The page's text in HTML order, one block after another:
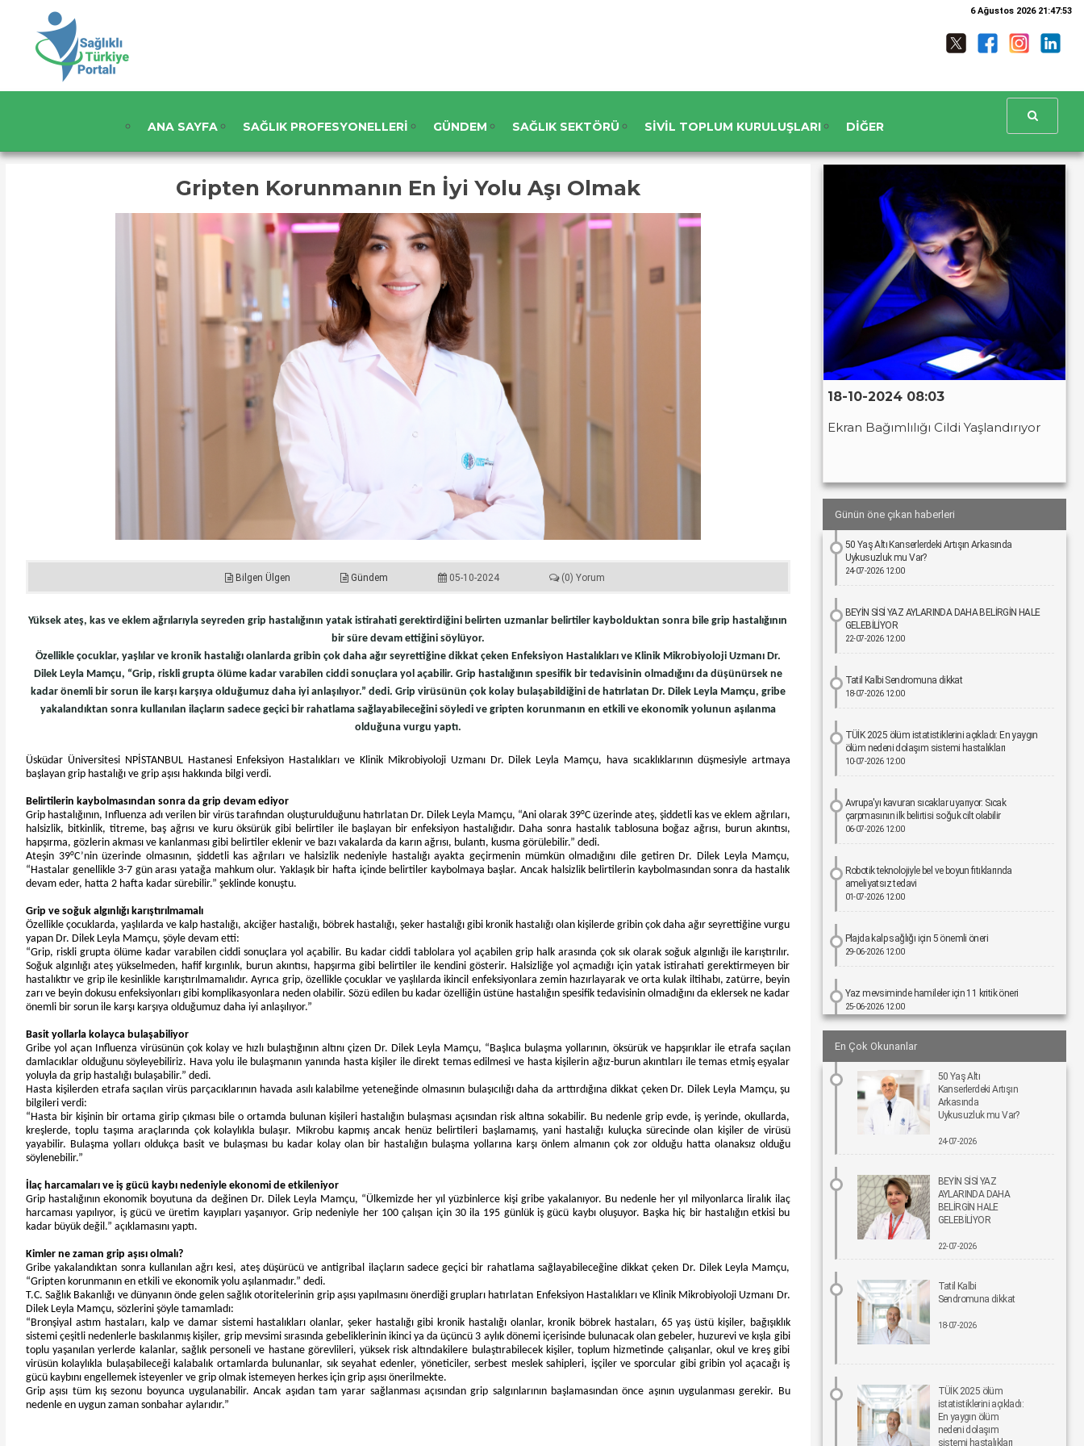
6 Ağustos 2026 21:47:54
ANA SAYFA SAĞLIK PROFESYONELLERI GÜNDEM SAĞLIK SEKTÖRÜ SIVIL TOPLUM KURULUŞLARI DIĞER
Gripten Korunmanın En İyi Yolu Aşı Olmak
Bilgen Ülgen Gündem 05-10-2024 (0) Yorum
Yüksek ateş, kas ve eklem ağrılarıyla seyreden grip hastalığının yatak istirahati gerektirdiğini belirten uzmanlar belirtiler kaybolduktan sonra bile grip hastalığının
bir süre devam ettiğini söylüyor.
Özellikle çocuklar, yaşlılar ve kronik hastalığı olanlarda gribin çok daha ağır seyrettiğine dikkat çeken Enfeksiyon Hastalıkları ve Klinik Mikrobiyoloji Uzmanı Dr.
Dilek Leyla Mamçu, “Grip, riskli grupta ölüme kadar varabilen ciddi sonuçlara yol açabilir. Grip hastalığının spesifik bir tedavisinin olmadığını da düşünürsek ne
kadar önemli bir sorun ile karşı karşıya olduğumuz daha iyi anlaşılıyor.” dedi. Grip virüsünün çok kolay bulaşabildiğini de hatırlatan Dr. Dilek Leyla Mamçu, gribe
yakalandıktan sonra kullanılan ilaçların sadece geçici bir rahatlama sağlayabileceğini söyledi ve gripten korunmanın en etkili ve ekonomik yolunun aşılanma
olduğuna vurgu yaptı.
Üsküdar Üniversitesi NPİSTANBUL Hastanesi Enfeksiyon Hastalıkları ve Klinik Mikrobiyoloji Uzmanı Dr. Dilek Leyla Mamçu, hava sıcaklıklarının düşmesiyle artmaya
başlayan grip hastalığı ve grip aşısı hakkında bilgi verdi.
Belirtilerin kaybolmasından sonra da grip devam ediyor
Grip hastalığının, Influenza adı verilen bir virüs tarafından oluşturulduğunu hatırlatan Dr. Dilek Leyla Mamçu, “Ani olarak 39°C üzerinde ateş, şiddetli kas ve eklem ağrıları,
halsizlik, bitkinlik, titreme, baş ağrısı ve kuru öksürük gibi belirtiler ile başlayan bir enfeksiyon hastalığıdır. Daha sonra hastalık tablosuna boğaz ağrısı, burun akıntısı,
hapşırma, gözlerin akması ve kanlanması gibi belirtiler eklenir ve bazı vakalarda da karın ağrısı, bulantı, kusma görülebilir.” dedi.
Ateşin 39°C’nin üzerinde olmasının, şiddetli kas ağrıları ve halsizlik nedeniyle hastalığı ayakta geçirmenin mümkün olmadığını dile getiren Dr. Dilek Leyla Mamçu,
“Hastalar genellikle 3-7 gün arası yatağa mahkum olur. Yaklaşık bir hafta içinde belirtiler kaybolmaya başlar. Ancak halsizlik belirtilerin kaybolmasından sonra da hastalık
devam eder, hatta 2 hafta kadar sürebilir.” şeklinde konuştu.
Grip ve soğuk algınlığı karıştırılmamalı
Özellikle çocuklarda, yaşlılarda ve kalp hastalığı, akciğer hastalığı, böbrek hastalığı, şeker hastalığı gibi kronik hastalığı olan kişilerde gribin çok daha ağır seyrettiğine vurgu
yapan Dr. Dilek Leyla Mamçu, şöyle devam etti:
“Grip, riskli grupta ölüme kadar varabilen ciddi sonuçlara yol açabilir. Bu kadar ciddi tablolara yol açabilen grip halk arasında çok sık olarak soğuk algınlığı ile karıştırılır.
Soğuk algınlığı ateş yükselmeden, hafif kırgınlık, burun akıntısı, hapşırma gibi belirtiler ile kendini gösterir. Halsizliğe yol açmadığı için yatak istirahati gerektirmeyen bir
hastalıktır ve grip ile kesinlikle karıştırılmamalıdır. Ayrıca grip, özellikle çocuklar ve yaşlılarda ikincil enfeksiyonlara zemin hazırlayarak ve orta kulak iltihabı, zatürre, beyin
zarı ve beyin dokusu enfeksiyonları gibi komplikasyonlara neden olabilir. Sözü edilen bu kadar özelliğin üstüne hastalığın spesifik tedavisinin olmadığını da eklersek ne kadar
önemli bir sorun ile karşı karşıya olduğumuz daha iyi anlaşılıyor.”
Basit yollarla kolayca bulaşabiliyor
Gribe yol açan Influenza virüsünün çok kolay ve hızlı bulaştığının altını çizen Dr. Dilek Leyla Mamçu, “Başlıca bulaşma yollarının, öksürük ve hapşırıklar ile etrafa saçılan
damlacıklar olduğunu söyleyebiliriz. Hava yolu ile bulaşmanın yanında hasta kişiler ile direkt temas edilmesi ve hasta kişilerin ağız-burun akıntıları ile temas etmiş eşyalar
yoluyla da grip hastalığı bulaşabilir.” dedi.
Hasta kişilerden etrafa saçılan virüs parçacıklarının havada asılı kalabilme yeteneğinde olmasının bulaşıcılığı daha da arttırdığına dikkat çeken Dr. Dilek Leyla Mamçu, şu
bilgileri verdi:
“Hasta bir kişinin bir ortama girip çıkması bile o ortamda bulunan kişileri hastalığın bulaşması açısından risk altına sokabilir. Bu nedenle grip evde, iş yerinde, okullarda,
kreşlerde, toplu taşıma araçlarında çok kolaylıkla bulaşır. Mikrobu kapmış ancak henüz belirtileri başlamamış, yani hastalığı kuluçka sürecinde olan kişiler de virüsü
yayabilir. Bulaşma yolları oldukça basit ve bulaşması bu kadar kolay olan bir hastalığın bulaşma yollarına karşı önlem almanın çok zor olduğu hatta olanaksız olduğu
söylenebilir.”
İlaç harcamaları ve iş gücü kaybı nedeniyle ekonomi de etkileniyor
Grip hastalığının ekonomik boyutuna da değinen Dr. Dilek Leyla Mamçu, “Ülkemizde her yıl yüzbinlerce kişi gribe yakalanıyor. Bu nedenle her yıl milyonlarca liralık ilaç
harcaması yapılıyor, iş gücü ve üretim kayıpları yaşanıyor. Grip nedeniyle her 100 çalışan için 30 ila 195 günlük iş gücü kaybı oluşuyor. Başka hiç bir hastalığın etkisi bu
kadar büyük değil.” açıklamasını yaptı.
Kimler ne zaman grip aşısı olmalı?
Gribe yakalandıktan sonra kullanılan ağrı kesi, ateş düşürücü ve antigribal ilaçların sadece geçici bir rahatlama sağlayabileceğine dikkat çeken Dr. Dilek Leyla Mamçu,
“Gripten korunmanın en etkili ve ekonomik yolu aşılanmadır.” dedi.
T.C. Sağlık Bakanlığı ve dünyanın önde gelen sağlık otoritelerinin grip aşısı yapılmasını önerdiği grupları hatırlatan Enfeksiyon Hastalıkları ve Klinik Mikrobiyoloji Uzmanı Dr.
Dilek Leyla Mamçu, sözlerini şöyle tamamladı:
“Bronşiyal astım hastaları, kalp ve damar sistemi hastalıkları olanlar, şeker hastalığı gibi kronik hastalığı olanlar, kronik böbrek hastaları, 65 yaş üstü kişiler, bağışıklık
sistemi çeşitli nedenlerle baskılanmış kişiler, grip mevsimi sırasında gebeliklerinin ikinci ya da üçüncü 3 aylık dönemi içerisinde bulunacak olan gebeler, huzurevi ve kışla gibi
toplu yaşanılan yerlerde kalanlar, sağlık personeli ve hastane görevlileri, yüksek risk altındakilere bulaştırabilecek kişiler, toplum hizmetinde çalışanlar, okul ve kreş gibi
virüsün kolaylıkla bulaşabileceği kalabalık ortamlarda bulunanlar, sık seyahat edenler, yöneticiler, serbest meslek sahipleri, işçiler ve sporcular gibi gribin yol açacağı iş
gücü kaybını engellemek isteyenler ve grip olmak istemeyen herkes için grip aşısı önerilmekte.
Grip aşısı tüm kış sezonu boyunca uygulanabilir. Ancak aşıdan tam yarar sağlanması açısından grip salgınlarının başlamasından önce aşının uygulanması gerekir. Bu
nedenle en uygun zaman sonbahar aylarıdır.”
18-10-2024 08:03
Ekran Bağımlılığı Cildi Yaşlandırıyor
Günün öne çıkan haberleri
50 Yaş Altı Kanserlerdeki Artışın Arkasında
Uykusuzluk mu Var?
24-07-2026 12:00
BEYİN SİSİ YAZ AYLARINDA DAHA BELİRGİN HALE
GELEBİLİYOR
22-07-2026 12:00
Tatil Kalbi Sendromuna dikkat
18-07-2026 12:00
TÜİK 2025 ölüm istatistiklerini açıkladı: En yaygın
ölüm nedeni dolaşım sistemi hastalıkları
10-07-2026 12:00
Avrupa'yı kavuran sıcaklar uyarıyor: Sıcak
çarpmasının ilk belirtisi soğuk cilt olabilir
06-07-2026 12:00
Robotik teknolojiyle bel ve boyun fıtıklarında
ameliyatsız tedavi
01-07-2026 12:00
Plajda kalp sağlığı için 5 önemli öneri
29-06-2026 12:00
Yaz mevsiminde hamileler için 11 kritik öneri
25-06-2026 12:00
Kız çocuklarında idrar yolu enfeksiyonu riski 4 kata
kadar artabiliyor
24-06-2026 12:00
Bel Ağrıları Basit Önlemlerle Kontrol Altına Alınabilir
17-06-2026 12:00
Cerrahiler
16-06-2026 12:00
İmplant tedavisinde aynı gün yeni diş mümkün
Parkinson riskinde çevresel faktörler öne çıkıyor!
15-06-2026 12:00
Sigara Kullanım ve Bırakma Davranışları
Akademisi Ulusal Tütün Kontrolü Kongresi’nde Yer
Aldı
En Çok Okunanlar
50 Yaş Altı
Kanserlerdeki Artışın
Arkasında
Uykusuzluk mu Var?
24-07-2026
BEYİN SİSİ YAZ
AYLARINDA DAHA
BELİRGİN HALE
GELEBİLİYOR
22-07-2026
Tatil Kalbi
Sendromuna dikkat
18-07-2026
TÜİK 2025 ölüm
istatistiklerini açıkladı:
En yaygın ölüm
nedeni dolaşım
sistemi hastalıkları